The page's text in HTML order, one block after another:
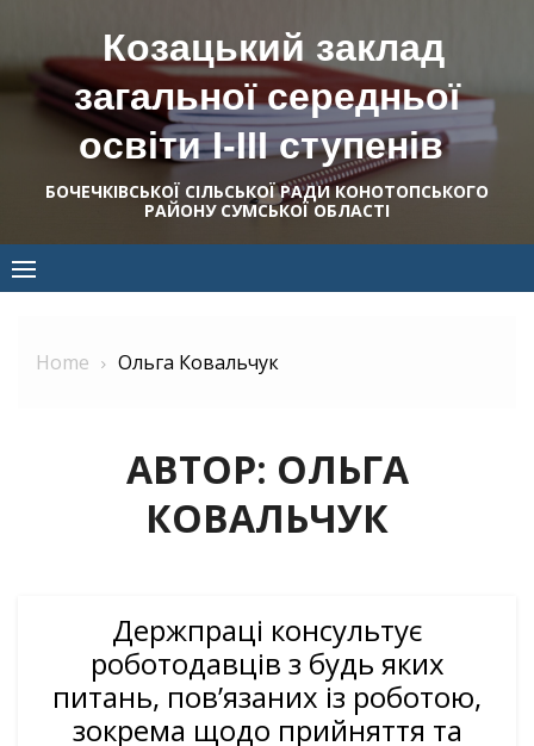
content
Козацький заклад
загальної середньої
освіти І-ІІІ ступенів
БОЧЕЧКІВСЬКОЇ СІЛЬСЬКОЇ РАДИ КОНОТОПСЬКОГО
РАЙОНУ СУМСЬКОЇ ОБЛАСТІ
Home Ольга Ковальчук
АВТОР: ОЛЬГА
КОВАЛЬЧУК
Держпраці консультує
роботодавців з будь яких
питань, пов’язаних із роботою,
зокрема щодо прийняття та